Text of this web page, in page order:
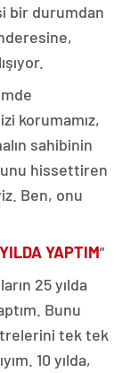
bir durumdan
korumamız,
sahibinin
hissettiren
Ben, onu
YAPTIM”
25 yılda
Bunu
tek tek
10 yılda,